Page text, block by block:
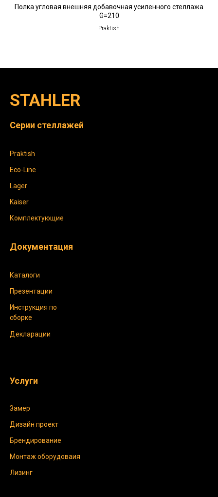
Полка угловая внешняя добавочная усиленного стеллажа
G=210
Praktish
Серии стеллажей
STAHLER
Каталоги
Инструкция по
сборке
Praktish
Eco-Line
Lager
Kaiser
Комплектующие
Услуги
Декларации
Замер
Монтаж оборудоваия
Презентации
Документация
Дизайн проект
Лизинг
Брендирование